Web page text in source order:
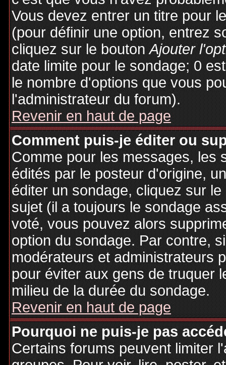
Vous devez entrer un titre pour
(pour définir une option, entrez
cliquez sur le boutonAjouter
date limite pour le sondage; 0
le nombre d'options que vous
l'administrateur du forum).
Revenir en haut de page
Comment puis-je éditer ou
Comme pour les messages, les
édités par le posteur d'origine,
éditer un sondage, cliquez sur
sujet (il a toujours le sondage
voté, vous pouvez alors
option du sondage. Par contre,
modérateurs et administrateurs
pour éviter aux gens de truquer
milieu de la durée du sondage.
Revenir en haut de page
Pourquoi ne puis-je pas
Certains forums peuvent limiter